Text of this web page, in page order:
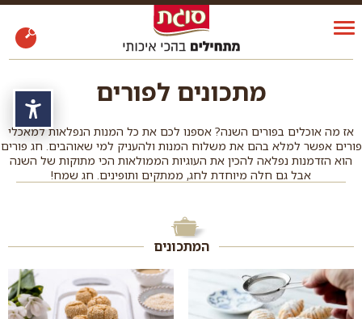
מתכונים לפורים
אז מה אוכלים בפורים השנה? אספנו לכם את כל המנות הנפלאות למאכלי
פורים אפשר למלא בהם את משלוח המנות ולהעניק למי שאוהבים. חג פורים
הוא הזדמנות נפלאה להכין את העוגיות הממולאות הכי מתוקות של השנה
אבל גם חלה מיוחדת לחג, ממתקים ותופינים. חג שמח!
המתכונים